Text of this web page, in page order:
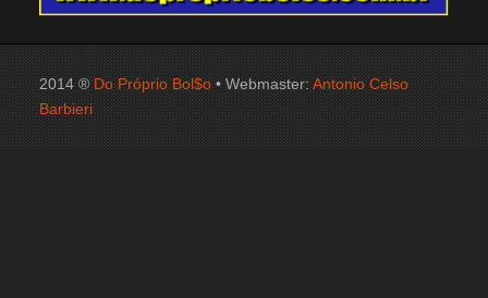
2014 ® Do Próprio Bol$o • Webmaster:Antonio Celso
Barbieri